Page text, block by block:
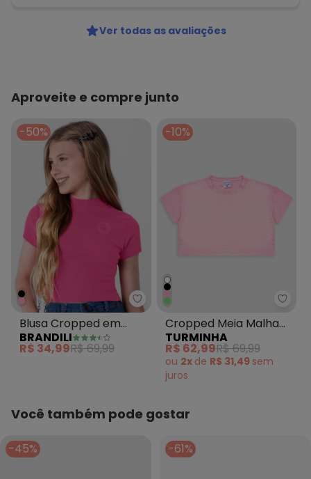
Ver todas as avaliações
Aproveite e compre junto
-50%
Brandili - Blusa Cropped em
Blusa Cropped em
Ribana Menina Rosa
BRANDILI
R$ 34,99R$ 69,99
-10%
Cropped Meia Malha
Tshirt Rosa
TURMINHA
R$ 62,99R$ 69,99
ou 2x de R$ 31,49 sem
juros
Você também pode gostar
-45% -61%